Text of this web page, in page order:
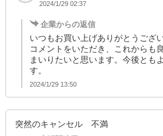
2024/1/29 02:37
企業からの返信
いつもお買い上げありがとうござ
コメントをいただき、これからも
まいりたいと思います。今後とも
す。
2024/1/29 13:50
突然のキャンセル 不満